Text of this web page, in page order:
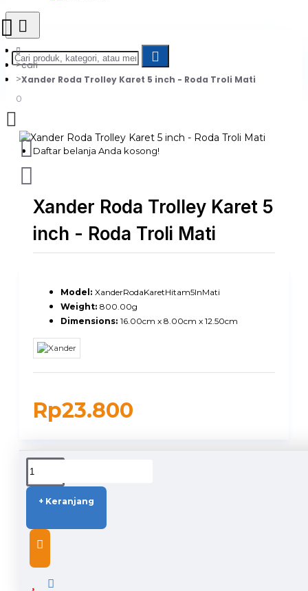
0
Daftar belanja Anda kosong!
cari
Xander Roda Trolley Karet 5 inch - Roda Troli Mati
Xander Roda Trolley Karet 5
inch - Roda Troli Mati
Rp23.800
Model: XanderRodaKaretHitam5InMati
Weight: 800.00g
Dimensions: 16.00cm x 8.00cm x 12.50cm
+ Keranjang
DUKUNGAN PENGIRIMAN
DESCRIPTION